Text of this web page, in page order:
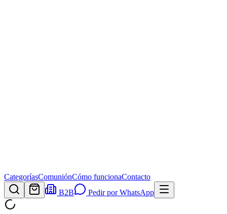
CategoríasComuniónCómo funcionaContacto
B2B
Pedir por WhatsApp